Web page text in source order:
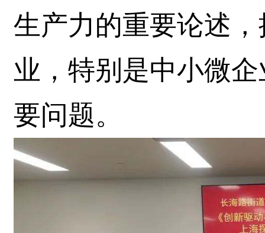
生产力的重要论述
业，特别是中小微
要问题。